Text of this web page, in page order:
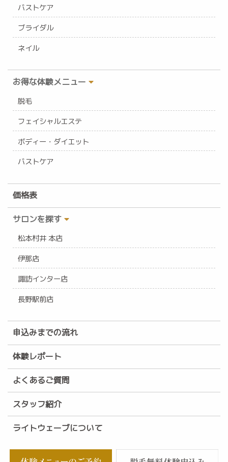
バストケア
ブライダル
ネイル
お得な体験メニュー
脱毛
フェイシャルエステ
ボディー・ダイエット
バストケア
価格表
サロンを探す
松本村井 本店
伊那店
諏訪インター店
長野駅前店
申込みまでの流れ
体験レポート
よくあるご質問
スタッフ紹介
ライトウェーブについて